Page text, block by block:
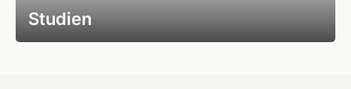
Studien